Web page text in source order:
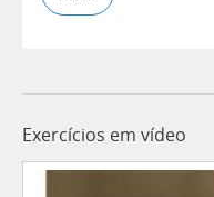
Exercícios em vídeo